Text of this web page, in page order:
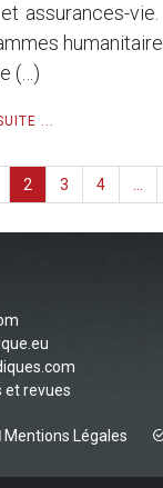
assurances-
(…)
...
2 3 4 ...
et revues
Mentions Légales